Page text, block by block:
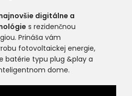
digitálne a
s rezidenčnou
Prináša vám
fotovoltaickej energie,
batérie typu plug &play a
dome.